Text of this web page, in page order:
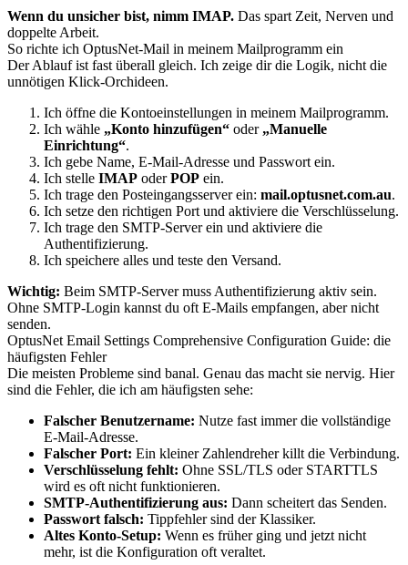
Wenn du unsicher bist, nimm IMAP. Das spart Zeit, Nerven und
doppelte Arbeit.
So richte ich OptusNet-Mail in meinem Mailprogramm ein
Der Ablauf ist fast überall gleich. Ich zeige dir die Logik, nicht die
unnötigen Klick-Orchideen.
Ich öffne die Kontoeinstellungen in meinem Mailprogramm.
Ich wähle „Konto hinzufügen“ oder „Manuelle
Einrichtung“.
Ich gebe Name, E-Mail-Adresse und Passwort ein.
Ich stelle IMAP oderPOP ein.
Ich trage den Posteingangsserver ein: mail.optusnet.com.au.
Ich setze den richtigen Port und aktiviere die Verschlüsselung.
Ich trage den SMTP-Server ein und aktiviere die
Authentifizierung.
Ich speichere alles und teste den Versand.
Wichtig: Beim SMTP-Server muss Authentifizierung aktiv sein.
Ohne SMTP-Login kannst du oft E-Mails empfangen, aber nicht
senden.
OptusNet Email Settings Comprehensive Configuration Guide: die
häufigsten Fehler
Die meisten Probleme sind banal. Genau das macht sie nervig. Hier
sind die Fehler, die ich am häufigsten sehe:
Falscher Benutzername: Nutze fast immer die vollständige
E-Mail-Adresse.
Falscher Port: Ein kleiner Zahlendreher killt die Verbindung.
Verschlüsselung fehlt: Ohne SSL/TLS oder STARTTLS
wird es oft nicht funktionieren.
SMTP-Authentifizierung aus: Dann scheitert das Senden.
Passwort falsch: Tippfehler sind der Klassiker.
Altes Konto-Setup: Wenn es früher ging und jetzt nicht
mehr, ist die Konfiguration oft veraltet.